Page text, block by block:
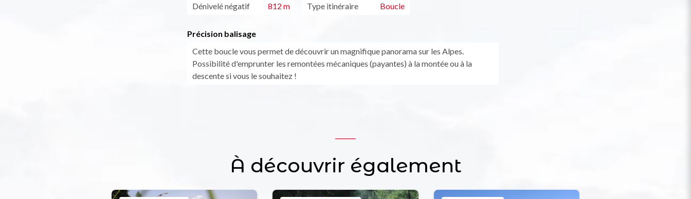
Dénivelé négatif 812 m Type itinéraire Boucle
Précision balisage
Cette boucle vous permet de découvrir un magnifique panorama sur les Alpes.
Possibilité d'emprunter les remontées mécaniques (payantes) à la montée ou à la
descente si vous le souhaitez !
À découvrir également